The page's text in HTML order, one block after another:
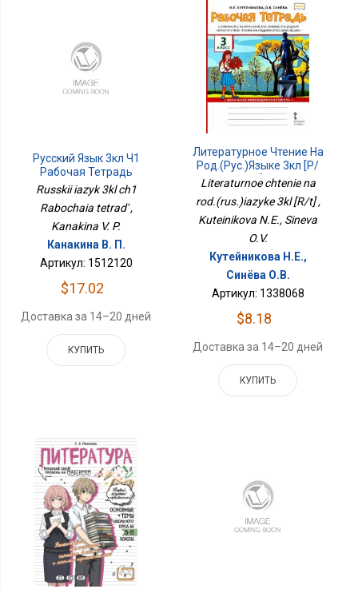
Русский Язык 3кл Ч1
Рабочая Тетрадь
Russkii iazyk 3kl ch1
Rabochaia tetrad' ,
Kanakina V. P.
Канакина В. П.
Артикул: 1512120
$17.02
Доставка за 14–20 дней
КУПИТЬ
Литературное Чтение На
Род.(рус.)языке 3кл [Р/
Т]
Literaturnoe chtenie na
rod.(rus.)iazyke 3kl [R/t] ,
Kuteinikova N.E., Sineva
O.V.
Кутейникова Н.Е.,
Синёва О.В.
Артикул: 1338068
$8.18
Доставка за 14–20 дней
КУПИТЬ